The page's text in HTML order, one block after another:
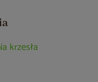
krzesła